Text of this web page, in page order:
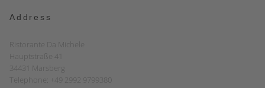
Address
Ristorante Da Michele
Hauptstraße 41
34431 Marsberg
Telephone: +49 2992 9799380